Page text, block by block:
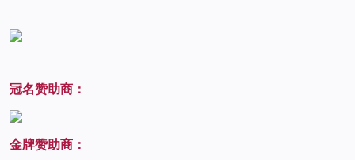
冠名赞助商：
金牌赞助商：